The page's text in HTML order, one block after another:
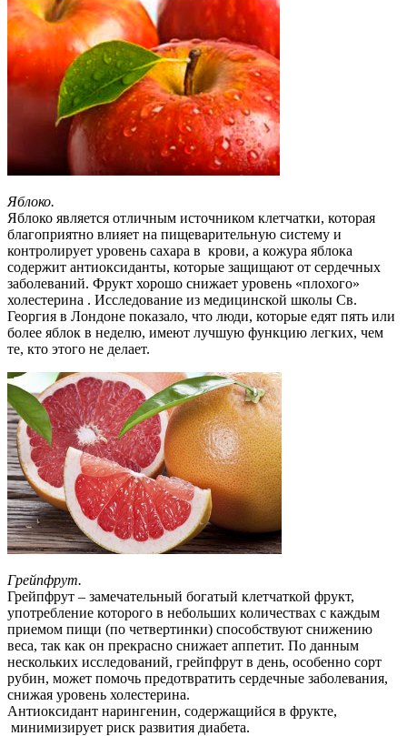
Яблоко.
Яблоко является отличным источником клетчатки, которая
благоприятно влияет на пищеварительную систему и
контролирует уровень сахара в крови, а кожура яблока
содержит антиоксиданты, которые защищают от сердечных
заболеваний. Фрукт хорошо снижает уровень «плохого»
холестерина . Исследование из медицинской школы Св.
Георгия в Лондоне показало, что люди, которые едят пять или
более яблок в неделю, имеют лучшую функцию легких, чем
те, кто этого не делает.
Грейпфрут.
Грейпфрут – замечательный богатый клетчаткой фрукт,
употребление которого в небольших количествах с каждым
приемом пищи (по четвертинки) способствуют снижению
веса, так как он прекрасно снижает аппетит. По данным
нескольких исследований, грейпфрут в день, особенно сорт
рубин, может помочь предотвратить сердечные заболевания,
снижая уровень холестерина.
Антиоксидант нарингенин, содержащийся в фрукте,
минимизирует риск развития диабета.